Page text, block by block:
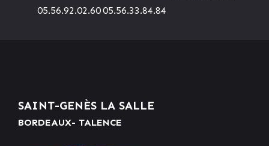
05.56.92.02.6005.56.33.84.84
SAINT-GENÈS LA SALLE
BORDEAUX- TALENCE